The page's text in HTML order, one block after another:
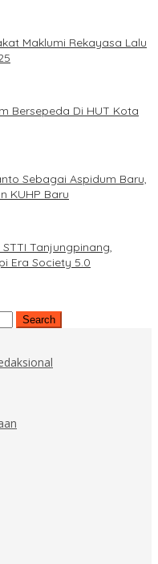
Maklumi Rekayasa Lalu
Bersepeda Di HUT Kota
Sebagai Aspidum Baru,
KUHP Baru
Tanjungpinang,
Era Society 5.0